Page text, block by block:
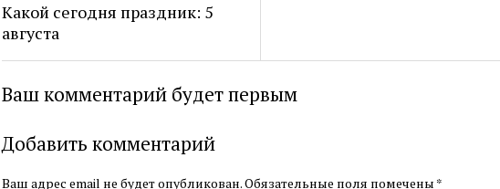
Какой сегодня праздник: 5
августа
Ваш комментарий будет первым
Добавить комментарий
Ваш адрес email не будет опубликован.Обязательные поля помечены *